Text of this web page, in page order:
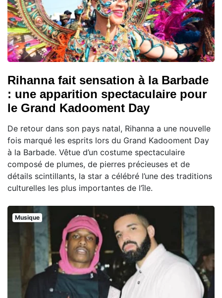
Rihanna fait sensation à la Barbade
: une apparition spectaculaire pour
le Grand Kadooment Day
De retour dans son pays natal, Rihanna a une nouvelle
fois marqué les esprits lors du Grand Kadooment Day
à la Barbade. Vêtue d’un costume spectaculaire
composé de plumes, de pierres précieuses et de
détails scintillants, la star a célébré l’une des traditions
culturelles les plus importantes de l’île.
Musique